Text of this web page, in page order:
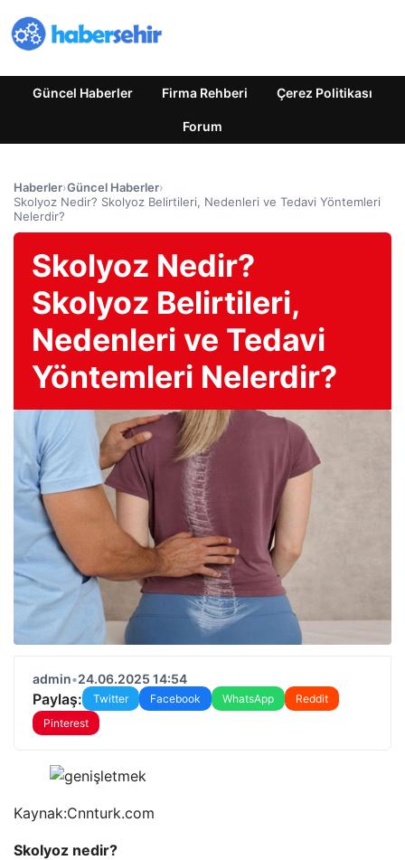
Güncel Haberler Firma Rehberi Çerez Politikası
Forum
Haberler›Güncel Haberler›
Skolyoz Nedir? Skolyoz Belirtileri, Nedenleri ve Tedavi Yöntemleri
Nelerdir?
Skolyoz Nedir?
Skolyoz Belirtileri,
Nedenleri ve Tedavi
Yöntemleri Nelerdir?
admin•24.06.2025 14:54
Paylaş: Twitter Facebook WhatsApp
Reddit
Pinterest
Kaynak:Cnnturk.com
Skolyoz nedir?